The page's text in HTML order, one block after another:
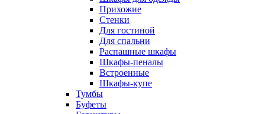
Прихожие
Стенки
Для гостиной
Для спальни
Распашные шкафы
Шкафы-пеналы
Встроенные
Шкафы-купе
Тумбы
Буфеты